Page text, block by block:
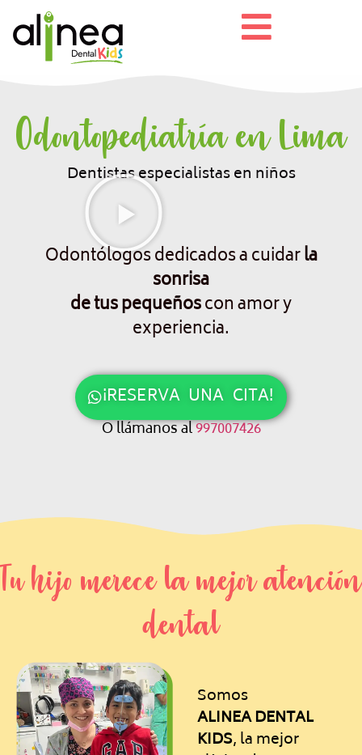
Odontopediatría en Lima
Dentistas especialistas en niños
Odontólogos dedicados a cuidarla
sonrisa
de tus pequeñoscon amor y
experiencia.
¡RESERVA UNA CITA!
O llámanos al997007426
Tu hijo merece la mejor atención
dental
Somos
ALINEA DENTAL
KIDS, la mejor